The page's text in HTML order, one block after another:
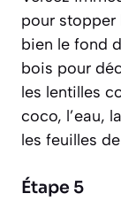
pour stopper
bien le fond
bois pour
les lentilles
coco, l’eau,
les feuilles
Étape 5